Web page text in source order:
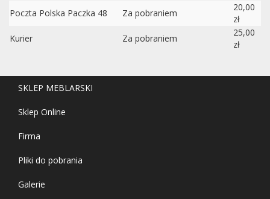
Poczta Polska Paczka 48
Za pobraniem
20,00
zł
Kurier
Za pobraniem
25,00
zł
SKLEP MEBLARSKI
Sklep Online
Firma
Pliki do pobrania
Galerie